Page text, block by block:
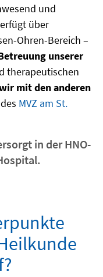
und
über
Ohren-Bereich –
unserer
therapeutischen
mit den anderen
MVZ am St.
in der HNO-